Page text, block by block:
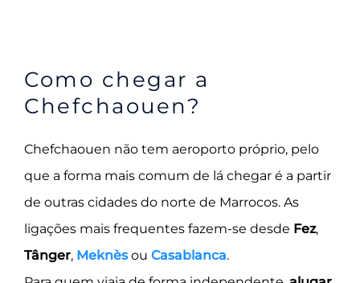
Como chegar a
Chefchaouen?
Chefchaouen não tem aeroporto próprio, pelo
que a forma mais comum de lá chegar é a partir
de outras cidades do norte de Marrocos. As
ligações mais frequentes fazem-se desde Fez,
Tânger, Meknèsou Casablanca.